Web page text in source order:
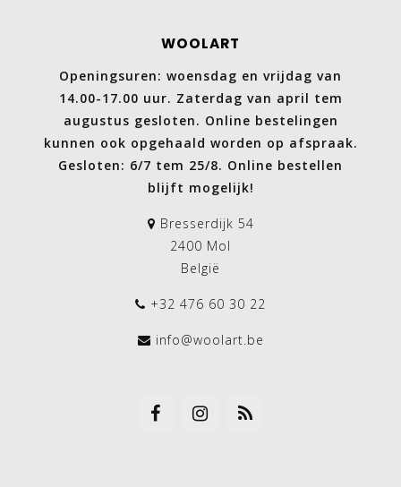
WOOLART
Openingsuren: woensdag en vrijdag van
14.00-17.00 uur. Zaterdag van april tem
augustus gesloten. Online bestelingen
kunnen ook opgehaald worden op afspraak.
Gesloten: 6/7 tem 25/8. Online bestellen
blijft mogelijk!
Bresserdijk 54
2400 Mol
België
+32 476 60 30 22
info@woolart.be